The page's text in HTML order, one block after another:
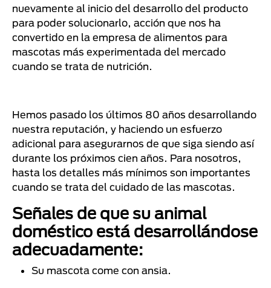
nuevamente al inicio del desarrollo del producto
para poder solucionarlo, acción que nos ha
convertido en la empresa de alimentos para
mascotas más experimentada del mercado
cuando se trata de nutrición.
Hemos pasado los últimos 80 años desarrollando
nuestra reputación, y haciendo un esfuerzo
adicional para asegurarnos de que siga siendo así
durante los próximos cien años. Para nosotros,
hasta los detalles más mínimos son importantes
cuando se trata del cuidado de las mascotas.
Señales de que su animal
doméstico está desarrollándose
adecuadamente:
Su mascota come con ansia.